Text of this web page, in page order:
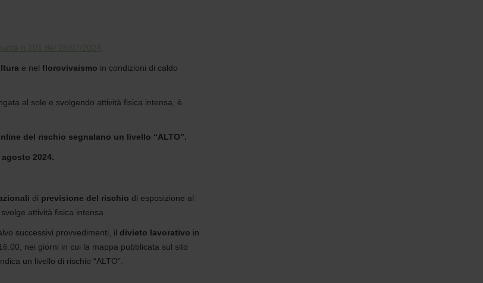
e nel florovivaismo in condizioni di caldo
al sole e svolgendo attività fisica intensa, è
del rischio segnalano un livello “ALTO”.
2024.
di previsione del rischio di esposizione al
attività fisica intensa.
successivi provvedimenti, il divieto lavorativo in
nei giorni in cui la mappa pubblicata sul sito
un livello di rischio “ALTO”.